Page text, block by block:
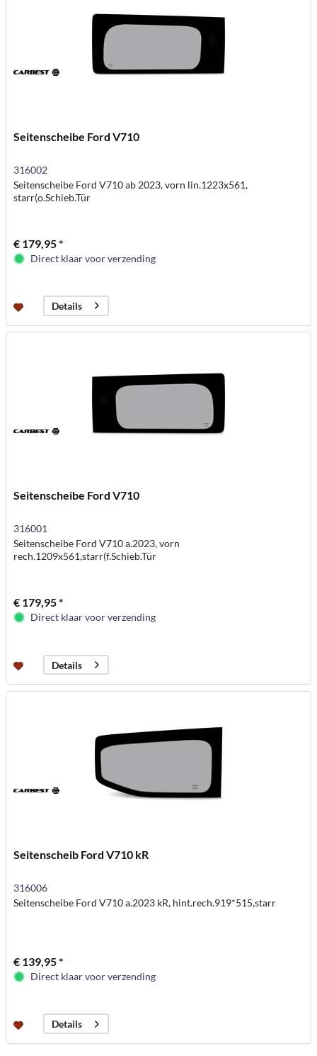
Seitenscheibe Ford V710
316002
Seitenscheibe Ford V710 ab 2023, vorn lin.1223x561,
starr(o.Schieb.Tür
€ 179,95 *
Direct klaar voor verzending
Details
Seitenscheibe Ford V710
316001
Seitenscheibe Ford V710 a.2023, vorn
rech.1209x561,starr(f.Schieb.Tür
€ 179,95 *
Direct klaar voor verzending
Details
Seitenscheib Ford V710 kR
316006
Seitenscheibe Ford V710 a.2023 kR, hint.rech.919*515,starr
€ 139,95 *
Direct klaar voor verzending
Details